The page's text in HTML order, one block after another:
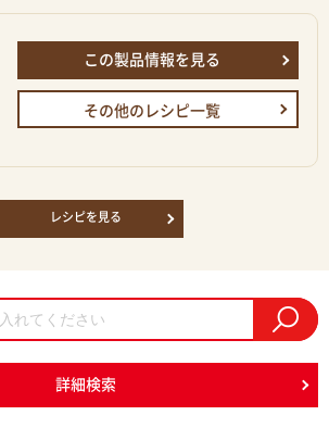
この製品情報を見る
その他のレシピ一覧
レシピを見る
詳細検索